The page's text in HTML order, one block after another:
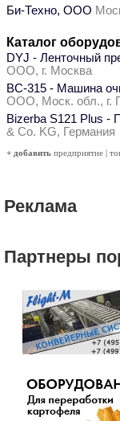
Би-Техно, ООО
Каталог
DYJ - Ленточный
ООО, г. Москва
ВС-315 - Машина
ООО, Моск. обл., г.
Bizerba S121 Plus
& Co. KG, Германия
+ добавить предприятие |
Реклама
Партнеры